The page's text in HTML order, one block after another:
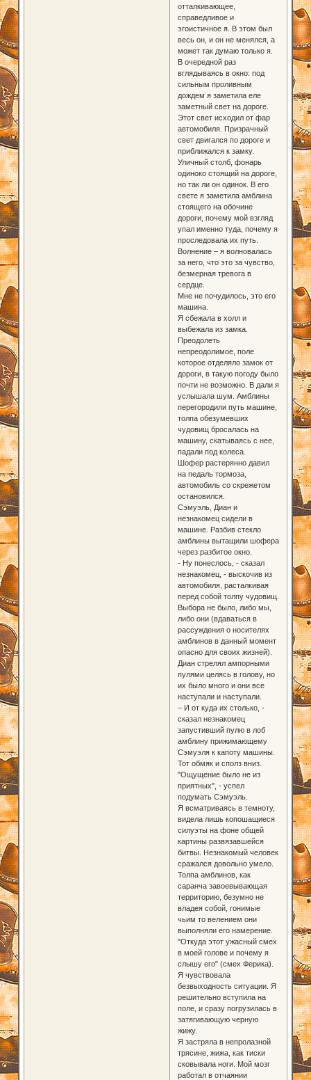
отталкивающее,
справедливое и
эгоистичное я. В этом был
весь он, и он не менялся, а
может так думаю только я.
В очередной раз
вглядываясь в окно: под
сильным проливным
дождем я заметила еле
заметный свет на дороге.
Этот свет исходил от фар
автомобиля. Призрачный
свет двигался по дороге и
приближался к замку.
Уличный столб, фонарь
одиноко стоящий на дороге,
но так ли он одинок. В его
свете я заметила амблина
стоящего на обочине
дороги, почему мой взгляд
упал именно туда, почему я
проследовала их путь.
Волнение – я волновалась
за него, что это за чувство,
безмерная тревога в
сердце.
Мне не почудилось, это его
машина.
Я сбежала в холл и
выбежала из замка.
Преодолеть
непреодолимое, поле
которое отделяло замок от
дороги, в такую погоду было
почти не возможно. В дали я
услышала шум. Амблины
перегородили путь машине,
толпа обезумевших
чудовищ бросалась на
машину, скатываясь с нее,
падали под колеса.
Шофер растерянно давил
на педаль тормоза,
автомобиль со скрежетом
остановился.
Сэмуэль, Диан и
незнакомец сидели в
машине. Разбив стекло
амблины вытащили шофера
через разбитое окно.
- Ну понеслось, - сказал
незнакомец, - выскочив из
автомобиля, расталкивая
перед собой толпу чудовищ.
Выбора не было, либо мы,
либо они (вдаваться в
рассуждения о носителях
амблинов в данный момент
опасно для своих жизней).
Диан стрелял ампорными
пулями целясь в голову, но
их было много и они все
наступали и наступали.
– И от куда их столько, -
сказал незнакомец
запустивший пулю в лоб
амблину прижимающему
Сэмуэля к капоту машины.
Тот обмяк и сполз вниз.
"Ощущение было не из
приятных", - успел
подумать Сэмуэль.
Я всматриваясь в темноту,
видела лишь копошащиеся
силуэты на фоне общей
картины развязавшейся
битвы. Незнакомый человек
сражался довольно умело.
Толпа амблинов, как
саранча завоевывающая
территорию, безумно не
владея собой, гонимые
чьим то велением они
выполняли его намерение.
"Откуда этот ужасный смех
в моей голове и почему я
слышу его" (смех Ферика).
Я чувствовала
безвыходность ситуации. Я
решительно вступила на
поле, и сразу погрузилась в
затягивающую черную
жижу.
Я застряла в непролазной
трясине, жижа, как тиски
сковывала ноги. Мой мозг
работал в отчаянии